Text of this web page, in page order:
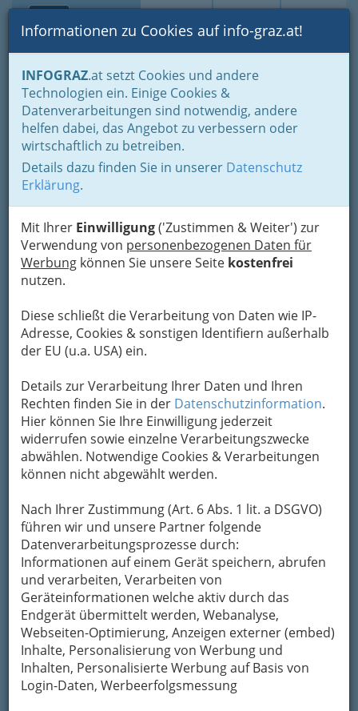
Suche Login Toggle
Informationen zu Cookies auf info-graz.at!
INFOGRAZ.at setzt Cookies und andere
Technologien ein. Einige Cookies &
Datenverarbeitungen sind notwendig, andere
helfen dabei, das Angebot zu verbessern oder
wirtschaftlich zu betreiben.
Details dazu finden Sie in unserer Datenschutz
Erklärung.
Mit Ihrer Einwilligung('Zustimmen & Weiter') zur
Verwendung von personenbezogenen Daten für
Werbung können Sie unsere Seite kostenfrei
nutzen.
Diese schließt die Verarbeitung von Daten wie IP-
Adresse, Cookies & sonstigen Identifiern außerhalb
der EU (u.a. USA) ein.
Details zur Verarbeitung Ihrer Daten und Ihren
Rechten finden Sie in der Datenschutzinformation.
Hier können Sie Ihre Einwilligung jederzeit
widerrufen sowie einzelne Verarbeitungszwecke
abwählen. Notwendige Cookies & Verarbeitungen
können nicht abgewählt werden.
Nach Ihrer Zustimmung (Art. 6 Abs. 1 lit. a DSGVO)
führen wir und unsere Partner folgende
Datenverarbeitungsprozesse durch:
Informationen auf einem Gerät speichern, abrufen
und verarbeiten, Verarbeiten von
Geräteinformationen welche aktiv durch das
Endgerät übermittelt werden, Webanalyse,
Webseiten-Optimierung, Anzeigen externer (embed)
Inhalte, Personalisierung von Werbung und
Inhalten, Personalisierte Werbung auf Basis von
Login-Daten, Werbeerfolgsmessung
Home Branchen
Nüssler- Krammer GesmbH
& Co KG
Hamerlinggasse 6, 8010 Graz
+43 316 828 792
Karte
Kontaktaufnahme
Um die Info-Graz Firmenvor Spam-Mails zu
bewahren, verwenden wir an dieser Stelle zur
Übermittlung Ihrer Nachricht ein sicheres
Formular. Ihre Nachricht wird nach dem
Absenden umgehend per Mail an das
Unternehmen Nüssler- Krammer GesmbH & Co
Mein Name
Meine Email Adresse
Mein Betreff